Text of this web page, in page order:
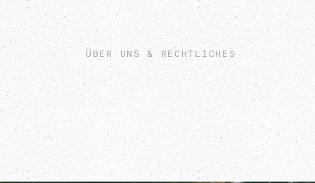
ÜBER UNS & RECHTLICHES